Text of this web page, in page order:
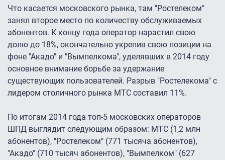
Что касается московского рынка, там "Ростелеком"
занял второе место по количеству обслуживаемых
абонентов. К концу года оператор нарастил свою
долю до 18%, окончательно укрепив свою позиции на
фоне "Акадо" и "Вымпелкома", уделявших в 2014 году
основное внимание борьбе за удержание
существующих пользователей. Разрыв "Ростелекома" с
лидером столичного рынка МТС составил 11%.
По итогам 2014 года топ-5 московских операторов
ШПД выглядит следующим образом: МТС (1,2 млн
абонентов), "Ростелеком" (771 тысяча абонентов),
"Акадо" (710 тысяч абонентов), "Вымпелком" (627